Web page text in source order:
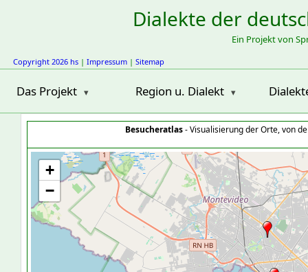
Dialekte der
Ein Projekt von
Copyright 2026 hs | Impressum | Sitemap
Das Projekt Region u. Dialekt
Besucheratlas- Visualisierung der Orte, von
+
−